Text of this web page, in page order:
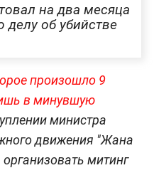
на два месяца
делу об убийстве
произошло 9
в минувшую
министра
движения "Жана
митинг